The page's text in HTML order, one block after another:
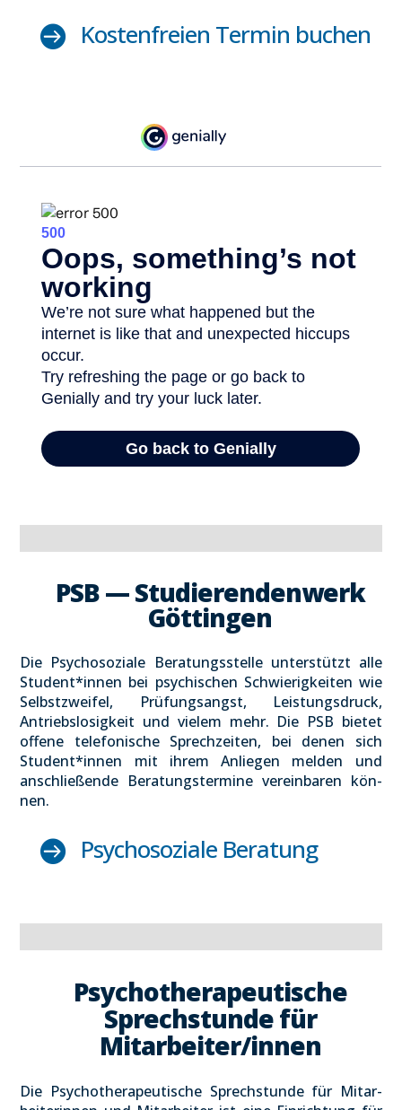
 Kos­ten­frei­en Ter­min buchen
PSB — Stu­die­ren­den­werk
Göt­tin­gen
Die Psy­cho­so­zia­le Bera­tungs­stel­le unter­stützt alle
Student*innen bei psy­chi­schen Schwie­rig­kei­ten wie
Selbst­zwei­fel, Prü­fungs­angst, Leis­tungs­druck,
Antriebs­lo­sig­keit und vie­lem mehr. Die PSB bie­tet
offe­ne tele­fo­ni­sche Sprech­zei­ten, bei denen sich
Student*innen mit ihrem Anlie­gen mel­den und
anschlie­ßen­de Bera­tungs­ter­mi­ne ver­ein­ba­ren kön­
nen.
 Psy­cho­so­zia­le Bera­tung
Psy­cho­the­ra­peu­ti­sche
Sprech­stun­de für
Mitarbeiter/innen
Die Psy­cho­the­ra­peu­ti­sche Sprech­stun­de für Mit­ar­